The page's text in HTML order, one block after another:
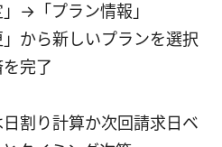
→「プラン情報」
」から新しいプランを選択
完了
割り計算か次回請求日ベ